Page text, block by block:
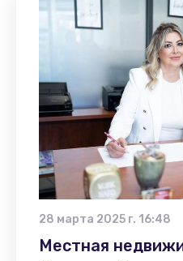
28 марта 2025 г. 16:48
Местная